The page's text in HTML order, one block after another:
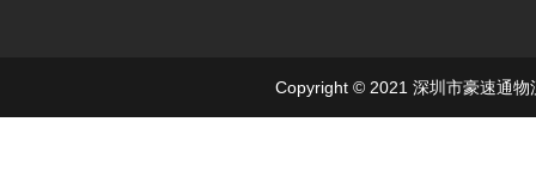
Copyright © 2021 深圳市豪速通